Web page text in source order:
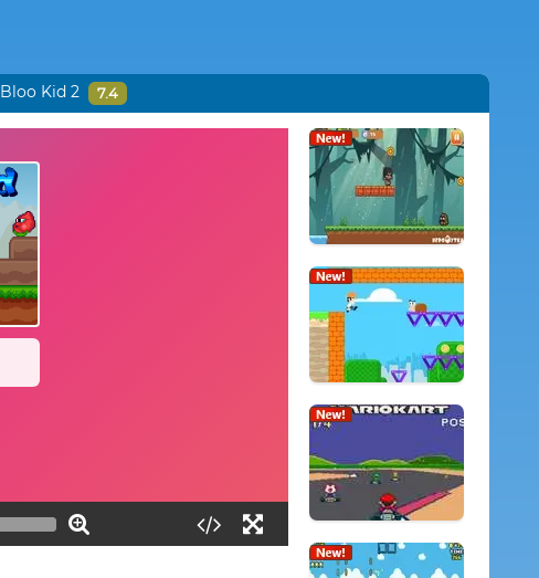
Bloo Kid 2 7.4